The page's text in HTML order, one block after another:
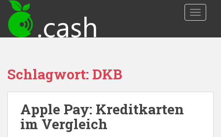
p
Schlagwort: DKB
Apple Pay: Kreditkarten
im Vergleich